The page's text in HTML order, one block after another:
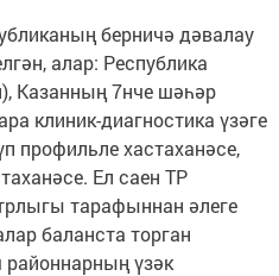
берничә дәвалау
алар: Республика
Казанның 7нче шәһәр
клиник-диагностика үзәге
профильле хастаханәсе,
Ел саен ТР
тарафыннан әлеге
баланста торган
үзәк